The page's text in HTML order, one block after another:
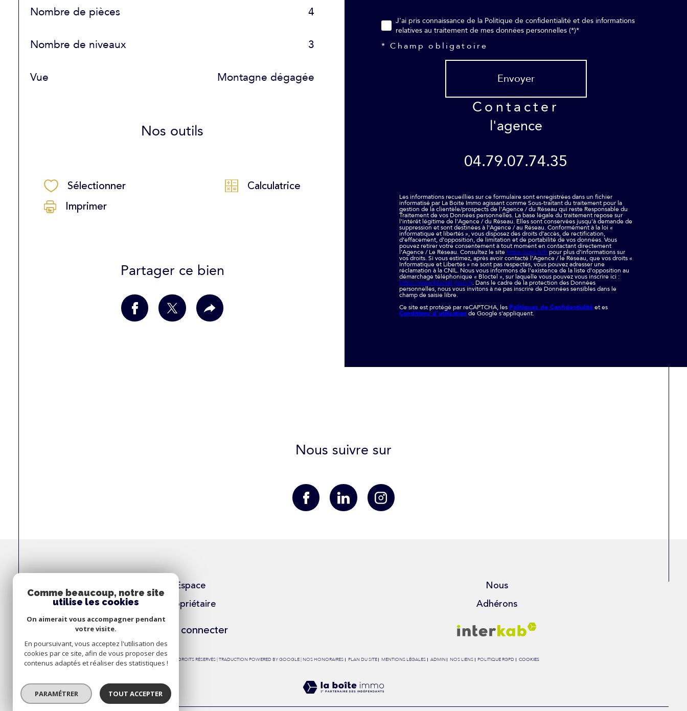
Nombre de pièces 4
Nombre de niveaux 3
Vue Montagne dégagée
Nos outils
Sélectionner
Calculatrice
Imprimer
Partager ce bien
J'ai pris connaissance de la Politique de confidentialité et des informations
relatives au traitement de mes données personnelles (*)*
* Champ obligatoire
Envoyer
contacter
l'agence
04.79.07.74.35
Les informations recueillies sur ce formulaire sont enregistrées dans un fichier
informatisé par La Boite Immo agissant comme Sous-traitant du traitement pour la
gestion de la clientèle/prospects de l'Agence / du Réseau qui reste Responsable du
Traitement de vos Données personnelles. La base légale du traitement repose sur
l'intérêt légitime de l'Agence / du Réseau. Elles sont conservées jusqu'à demande de
suppression et sont destinées à l'Agence / au Réseau. Conformément à la loi «
informatique et libertés », vous disposez des droits d’accès, de rectification,
d’effacement, d’opposition, de limitation et de portabilité de vos données. Vous
pouvez retirer votre consentement à tout moment en contactant directement
l’Agence / Le Réseau. Consultez le site https://cnil.fr/frpour plus d’informations sur
vos droits. Si vous estimez, après avoir contacté l'Agence / le Réseau, que vos droits «
Informatique et Libertés » ne sont pas respectés, vous pouvez adresser une
réclamation à la CNIL. Nous vous informons de l’existence de la liste d'opposition au
démarchage téléphonique « Bloctel », sur laquelle vous pouvez vous inscrire ici :
https://www.bloctel.gouv.fr. Dans le cadre de la protection des Données
personnelles, nous vous invitons à ne pas inscrire de Données sensibles dans le
champ de saisie libre.
Ce site est protégé par reCAPTCHA, lesPolitiques de Confidentialitéet es
Conditions d'utilisationde Google s'appliquent.
Nous suivre sur
Espace
Propriétaire
Se connecter
Nous
Adhérons
© 2026 | TOUS DROITS RÉSERVÉS | TRADUCTION POWERED BY GOOGLE | NOS HONORAIRES PLAN DU SITE MENTIONS LÉGALES ADMIN NOS LIENS POLITIQUE RGPD COOKIES
Comme beaucoup, notre site
utilise les cookies
On aimerait vous accompagner pendant
votre visite.
En poursuivant, vous acceptez l'utilisation des
cookies par ce site, afin de vous proposer des
contenus adaptés et réaliser des statistiques !
PARAMÉTRER TOUT ACCEPTER